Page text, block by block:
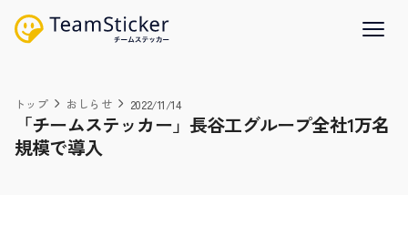
トップ おしらせ 2022/11/14
「チームステッカー」長谷工グループ全社1万名
規模で導入